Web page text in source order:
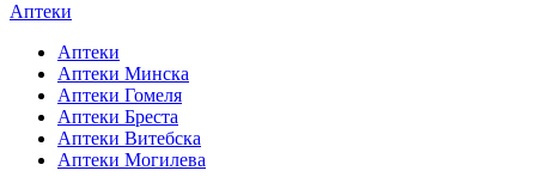
Аптеки
Аптеки
Аптеки Минска
Аптеки Гомеля
Аптеки Бреста
Аптеки Витебска
Аптеки Могилева